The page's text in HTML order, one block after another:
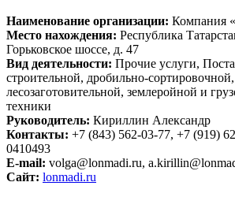
Наименование организации:
Место нахождения: Республика
Горьковское шоссе, д. 47
Вид деятельности: Прочие услуги,
строительной, дробильно-
лесозаготовительной, землеройной и
техники
Руководитель: Кириллин Александр
Контакты: +7 (843) 562-03-77, +7 (919)
0410493
E-mail: volga@lonmadi.ru,
Сайт: lonmadi.ru